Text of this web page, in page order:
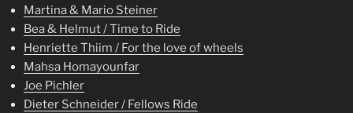
Martina & Mario Steiner
Bea & Helmut / Time to Ride
Henriette Thiim / For the love of wheels
Mahsa Homayounfar
Joe Pichler
Dieter Schneider / Fellows Ride